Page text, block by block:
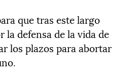
que tras este largo
defensa de la vida de
los plazos para abortar